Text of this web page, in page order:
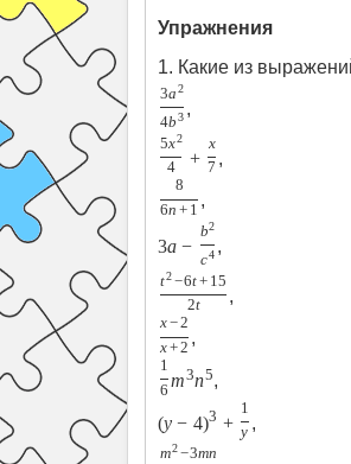
Упражнения
1. Какие из
3a2
4b3 ,
5x2
4 +
x
7 ,
8
6n + 1 ,
3a −
b2
c4 ,
t2 −6t+ 15
2t ,
x−2
x+2 ,
1
6 m3n5,
(y − 4)3 +
1
y ,
m2 −3mn